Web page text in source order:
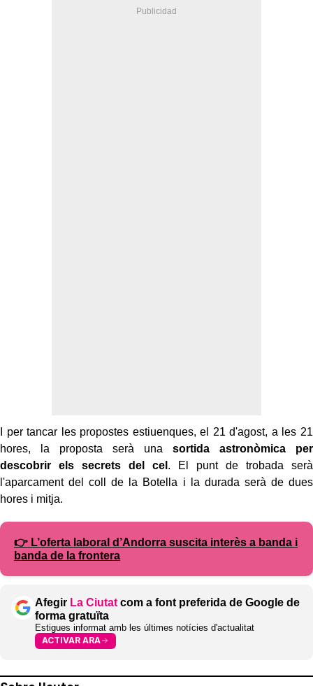
I per tancar les propostes estiuenques, el 21 d'agost, a les 21
hores, la proposta serà una sortida astronòmica per
descobrir els secrets del cel . El punt de trobada serà
l'aparcament del coll de la Botella i la durada serà de dues
hores i mitja.
👉 L’oferta laboral d’Andorra suscita interès a banda i
banda de la frontera
Afegir La Ciutat com a font preferida de Google de
forma gratuïta
Estigues informat amb les últimes notícies d'actualitat
ACTIVAR ARA